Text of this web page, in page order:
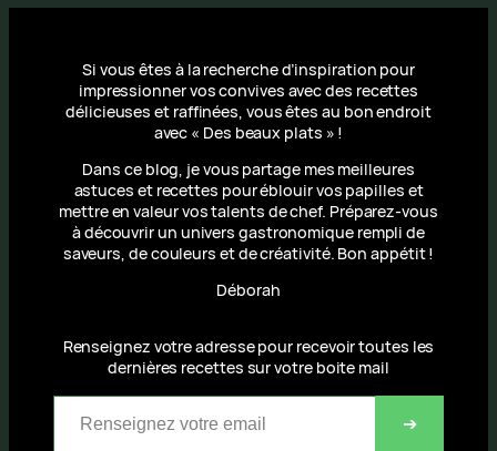
Si vous êtes à la recherche d’inspiration pour
impressionner vos convives avec des recettes
délicieuses et raffinées, vous êtes au bon endroit
avec « Des beaux plats » !
Dans ce blog, je vous partage mes meilleures
astuces et recettes pour éblouir vos papilles et
mettre en valeur vos talents de chef. Préparez-vous
à découvrir un univers gastronomique rempli de
saveurs, de couleurs et de créativité. Bon appétit !
Déborah
Renseignez votre adresse pour recevoir toutes les
dernières recettes sur votre boite mail
Renseignez votre email
➔